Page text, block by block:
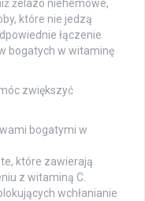
żelazo niehemowe,
które nie jedzą
łączenie
bogatych w witaminę
zwiększyć
bogatymi w
które zawierają
z witaminą C.
wchłanianie